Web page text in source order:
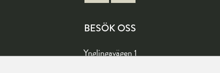
BESÖK OSS
Ynglingavägen 1